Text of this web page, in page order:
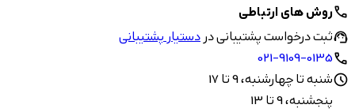
callروش های ارتباطی
support_agentثبت درخواست پشتیبانی دردستیار پشتیبانی
call
021-9109-0135
scheduleشنبه تا چهارشنبه، 9 تا 17
پنجشنبه، 9 تا 13